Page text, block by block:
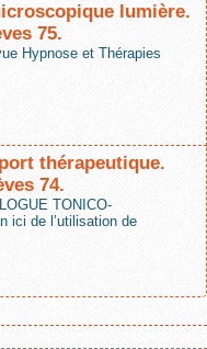
lumière.
75.
Hypnose et Thérapies
thérapeutique.
74.
TONICO-
ici de l’utilisation de